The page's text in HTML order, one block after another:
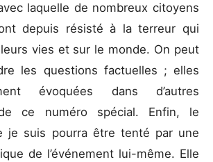
laquelle de nombreux citoyens
depuis résisté à la terreur qui
leurs vies et sur le monde. On peut
les questions factuelles ; elles
évoquées dans d’autres
ce numéro spécial. Enfin, le
je suis pourra être tenté par une
de l’événement lui-même. Elle